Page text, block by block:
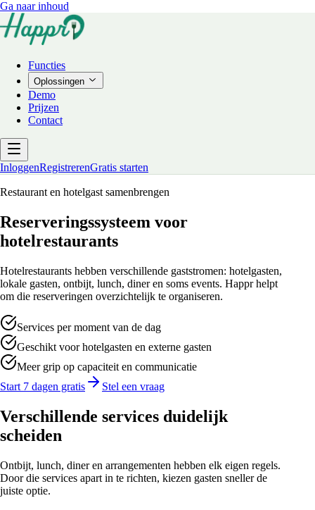
Ga naar inhoud
Functies
Oplossingen
Demo
Prijzen
Contact
InloggenRegistrerenGratis starten
Restaurant en hotelgast samenbrengen
Reserveringssysteem voor
hotelrestaurants
Hotelrestaurants hebben verschillende gaststromen: hotelgasten,
lokale gasten, ontbijt, lunch, diner en soms events. Happr helpt
om die reserveringen overzichtelijk te organiseren.
Services per moment van de dag
Geschikt voor hotelgasten en externe gasten
Meer grip op capaciteit en communicatie
Start 7 dagen gratis
Stel een vraag
Verschillende services duidelijk
scheiden
Ontbijt, lunch, diner en arrangementen hebben elk eigen regels.
Door die services apart in te richten, kiezen gasten sneller de
juiste optie.